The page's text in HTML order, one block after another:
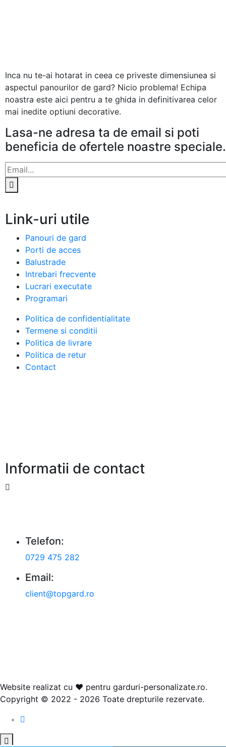
Inca nu te-ai hotarat in ceea ce priveste dimensiunea si
aspectul panourilor de gard? Nicio problema! Echipa
noastra este aici pentru a te ghida in definitivarea celor
mai inedite optiuni decorative.
Lasa-ne adresa ta de email si poti
beneficia de ofertele noastre speciale.
Link-uri utile
Panouri de gard
Porti de acces
Balustrade
Intrebari frecvente
Lucrari executate
Programari
Politica de confidentialitate
Termene si conditii
Politica de livrare
Politica de retur
Contact
Informatii de contact
Telefon:
0729 475 282
Email:
client@topgard.ro
Website realizat cu ❤ pentru garduri-personalizate.ro.
Copyright © 2022 - 2026 Toate drepturile rezervate.